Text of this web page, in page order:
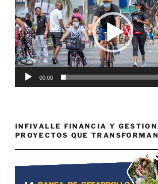
vídeo
00:00
INFIVALLE FINANCIA Y
PROYECTOS QUE
de